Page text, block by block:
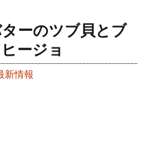
ーのツブ貝とブ
ージョ
新情報